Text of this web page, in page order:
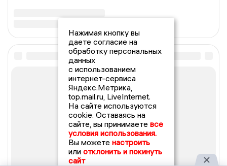
Нажимая кнопку вы
даете согласие на
обработку персональных
данных
с использованием
интернет-сервиса
Яндекс.Метрика,
top.mail.ru, LiveInternet.
На сайте используются
cookie. Оставаясь на
сайте, вы принимаете все
условия использования.
Вы можете настроить
или отклонить и покинуть
сайт